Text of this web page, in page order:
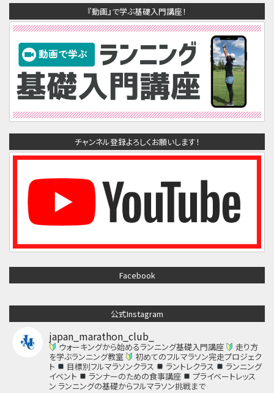
『動画』で学ぶ基礎入門講座！
チャンネル登録よろしくお願いします！
Facebook
公式Instagram
japan_marathon_club_
ウォーキングから始めるランニング基礎入門講座
走り方
を学ぶランニング教室
初めてのフルマラソン完走プロジェク
ト
目標別フルマラソンクラス ラントレクラス
ランニング
イベント
ランナーのための食事講座
プライベートレッス
ン ランニングの基礎からフルマラソン挑戦まで